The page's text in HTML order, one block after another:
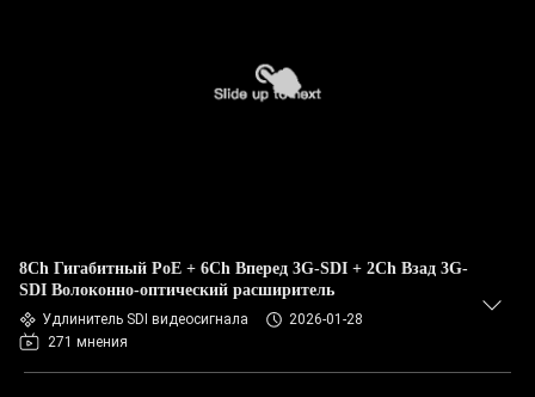
8Ch Гигабитный PoE + 6Ch Вперед 3G-SDI + 2Ch Взад 3G-
SDI Волоконно-оптический расширитель
Удлинитель SDI видеосигнала
2026-01-28
271 мнения